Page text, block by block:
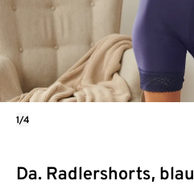
Da. Radlershorts, blau
1/4